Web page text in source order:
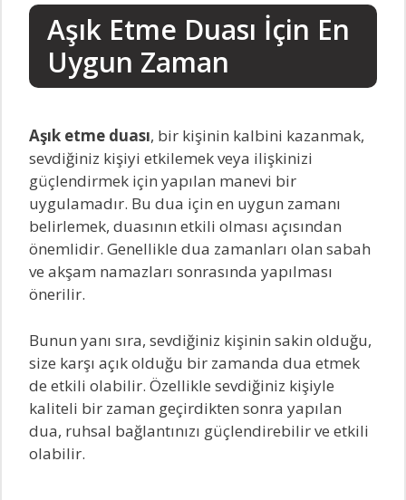
Aşık Etme Duası İçin En
Uygun Zaman
Aşık etme duası, bir kişinin kalbini kazanmak,
sevdiğiniz kişiyi etkilemek veya ilişkinizi
güçlendirmek için yapılan manevi bir
uygulamadır. Bu dua için en uygun zamanı
belirlemek, duasının etkili olması açısından
önemlidir. Genellikle dua zamanları olan sabah
ve akşam namazları sonrasında yapılması
önerilir.
Bunun yanı sıra, sevdiğiniz kişinin sakin olduğu,
size karşı açık olduğu bir zamanda dua etmek
de etkili olabilir. Özellikle sevdiğiniz kişiyle
kaliteli bir zaman geçirdikten sonra yapılan
dua, ruhsal bağlantınızı güçlendirebilir ve etkili
olabilir.